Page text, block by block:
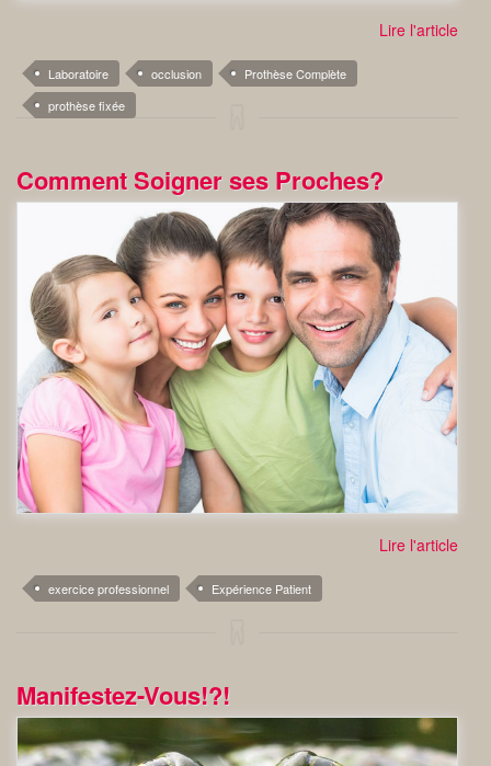
Lire l'article
Laboratoire occlusion
Prothèse Complète
prothèse fixée
Comment Soigner ses Proches?
Lire l'article
exercice professionnel Expérience Patient
Manifestez-Vous!?!